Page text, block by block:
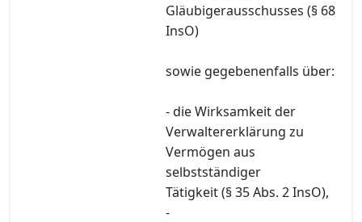
Gläubigerausschusses (§ 68
InsO)
sowie gegebenenfalls über:
- die Wirksamkeit der
Verwaltererklärung zu
Vermögen aus
selbstständiger
Tätigkeit (§ 35 Abs. 2 InsO),
-